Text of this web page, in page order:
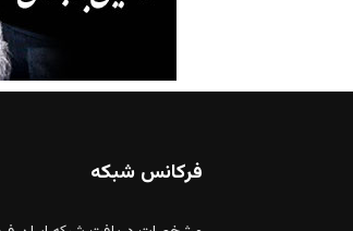
فرکانس شبکه